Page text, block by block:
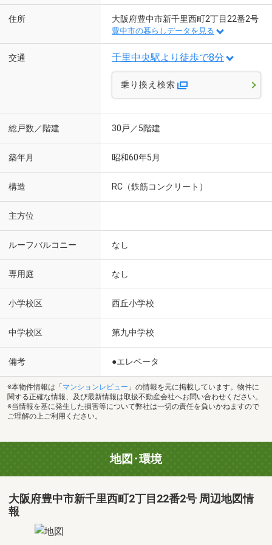
住所 大阪府豊中市新千里西町2丁目22番2号
豊中市の暮らしデータを見る
交通 千里中央駅より徒歩で8分
乗り換え検索
総戸数／階建 30戸／5階建
築年月 昭和60年5月
構造 RC（鉄筋コンクリート）
主方位
ルーフバルコニー なし
専用庭 なし
小学校区 西丘小学校
中学校区 第九中学校
備考 ●エレベータ
※本物件情報は「 マンションレビュー 」の情報を元に掲載しています。物件に
関する正確な情報、及び最新情報は取扱不動産会社へお問い合わせください。
※当情報を基に発生した損害等について弊社は一切の責任を負いかねますので
ご理解の上ご利用ください。
地図･環境
大阪府豊中市新千里西町2丁目22番2号 周辺地図情
報